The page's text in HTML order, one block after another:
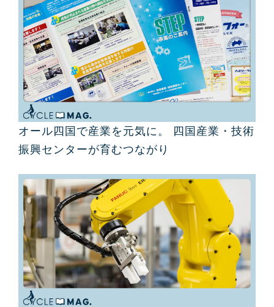
オール四国で産業を元気に。 四国産業・技術
振興センターが育むつながり